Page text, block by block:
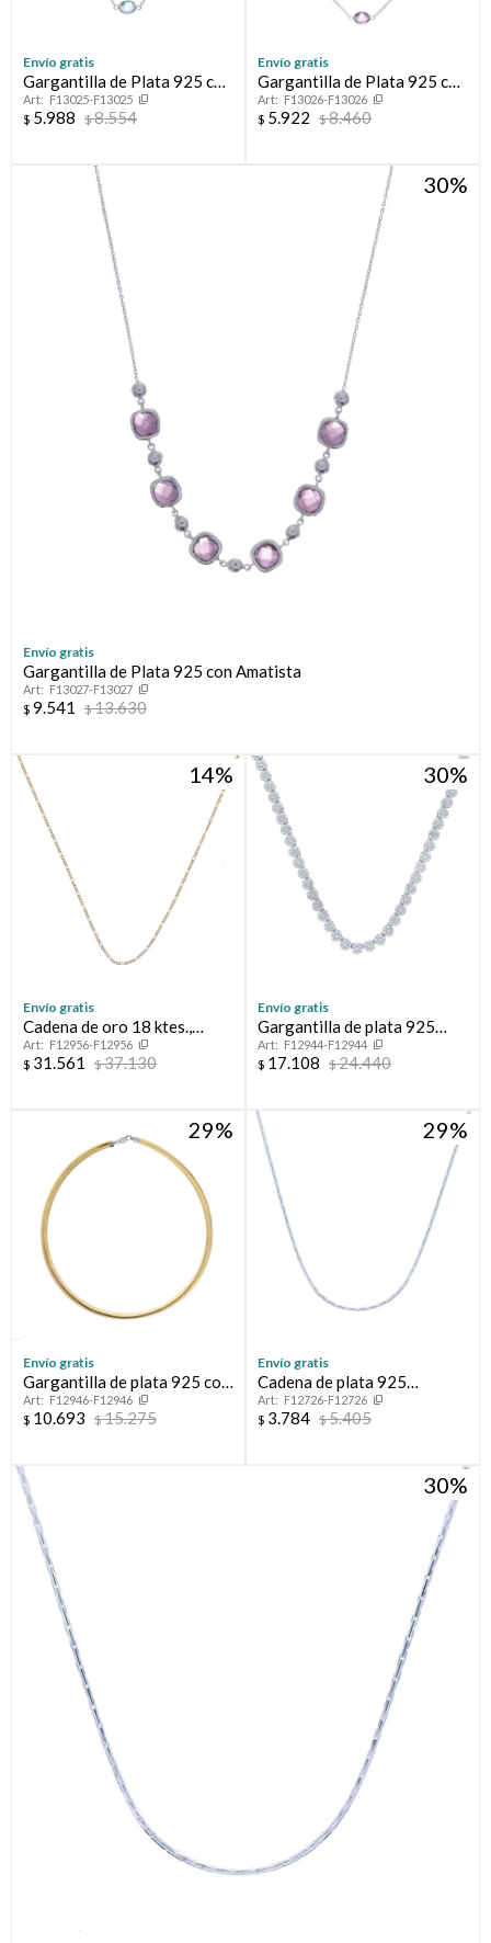
Envío gratis
Gargantilla de Plata 925 con
piedrasF13025-F13025
$ 5.988 $8.554
Envío gratis
Gargantilla de Plata 925 con
Amatista
F13026-F13026
$ 5.922 $8.460
30
Envío gratis
Gargantilla de Plata 925 con Amatista
F13027-F13027
$ 9.541 $13.630
14
Envío gratis
Cadena de oro 18 ktes.,
FIGARO
F12956-F12956
$ 31.561 $37.130
30
Envío gratis
Gargantilla de plata 925
rodinada con circonias.
F12944-F12944
$ 17.108 $24.440
29
Envío gratis
Gargantilla de plata 925 con
baño de oro amarillo.
F12946-F12946
$ 10.693 $15.275
29
Envío gratis
Cadena de plata 925
CARDANO
F12726-F12726
$ 3.784 $5.405
30